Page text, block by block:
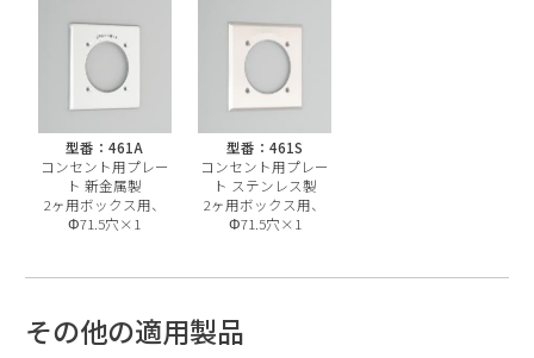
型番：461A
コンセント用プレー
ト 新金属製
2ヶ用ボックス用、
Φ71.5穴×1
型番：461S
コンセント用プレー
ト ステンレス製
2ヶ用ボックス用、
Φ71.5穴×1
その他の適用製品